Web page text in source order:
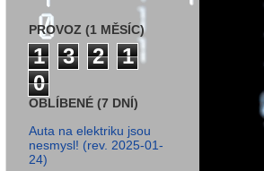
PROVOZ (1 MĚSÍC)
1 3 2
1
0
OBLÍBENÉ (7 DNÍ)
Auta na elektriku jsou
nesmysl! (rev. 2025-01-
24)